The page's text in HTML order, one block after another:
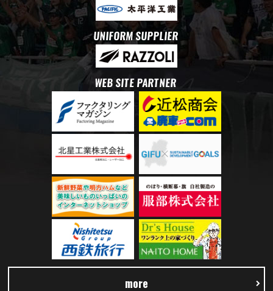
UNIFORM SUPPLIER
WEB SITE PARTNER
more